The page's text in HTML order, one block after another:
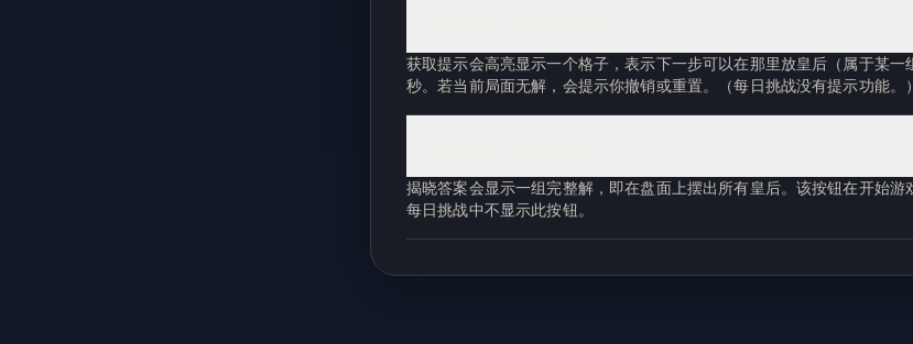
获取提示会高亮显示一个格子，表示下一步可以在那里放皇后（属于某一
秒。若当前局面无解，会提示你撤销或重置。（每日挑战没有提示功能。）
揭晓答案会显示一组完整解，即在盘面上摆出所有皇后。该按钮在开始游
每日挑战中不显示此按钮。